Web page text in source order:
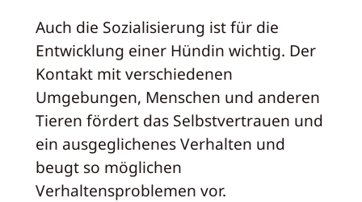
Auch die Sozialisierung ist für die
Entwicklung einer Hündin wichtig. Der
Kontakt mit verschiedenen
Umgebungen, Menschen und anderen
Tieren fördert das Selbstvertrauen und
ein ausgeglichenes Verhalten und
beugt so möglichen
Verhaltensproblemen vor.